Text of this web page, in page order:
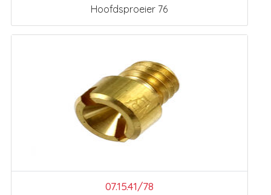
Hoofdsproeier 76
07.15.41/78